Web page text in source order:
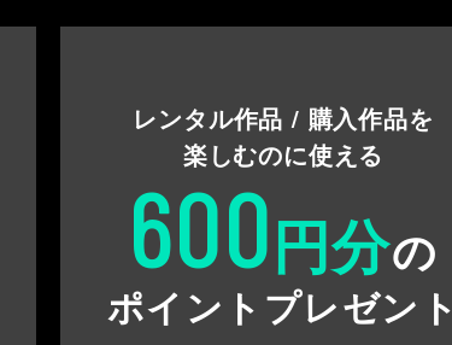
レンタル作品 / 購入作品を
楽しむのに使える
600円分の
ポイントプレゼント